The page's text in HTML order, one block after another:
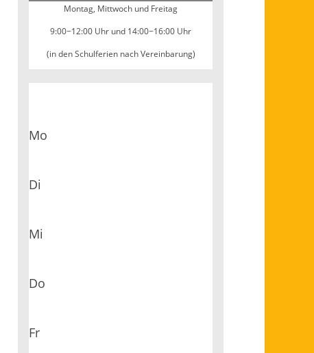
Montag, Mittwoch und Freitag
9:00−12:00 Uhr und 14:00−16:00 Uhr
(in den Schulferien nach Vereinbarung)
Mo
Di
Mi
Do
Fr